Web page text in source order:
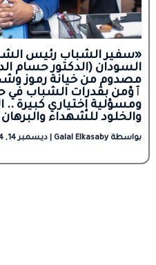
«سفير الشباب رئيس
السودان (الدكتور حسام
مصدوم من خيانة رموز
ٱؤمن بقدرات الشباب في
ومسؤلية إختياري كبيرة ..
والخلود للشهداء
بواسطة Galal Elkasaby ديسمبر 14, 2024